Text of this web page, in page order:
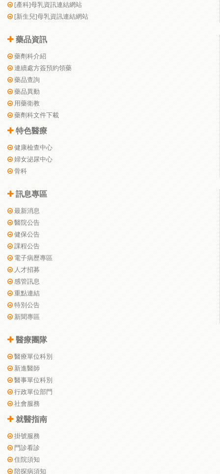
[產科]母乳資訊連結網站
[新生兒]母乳資訊連結網站
藥品資訊
藥劑科介紹
連續處方簽預約領藥
藥品查詢
藥品異動
用藥衛教
藥劑科文件下載
特色醫療
健康檢查中心
婦女泌尿中心
骨科
訊息專區
最新消息
醫院公告
健保公告
課程公告
電子病歷專區
人才招募
感管訊息
重點連結
特別公告
新聞專區
醫療團隊
醫療單位科別
新進醫師
醫事單位科別
行政單位部門
社會服務
就醫指南
掛號服務
門診看診
住院須知
陪探病須知